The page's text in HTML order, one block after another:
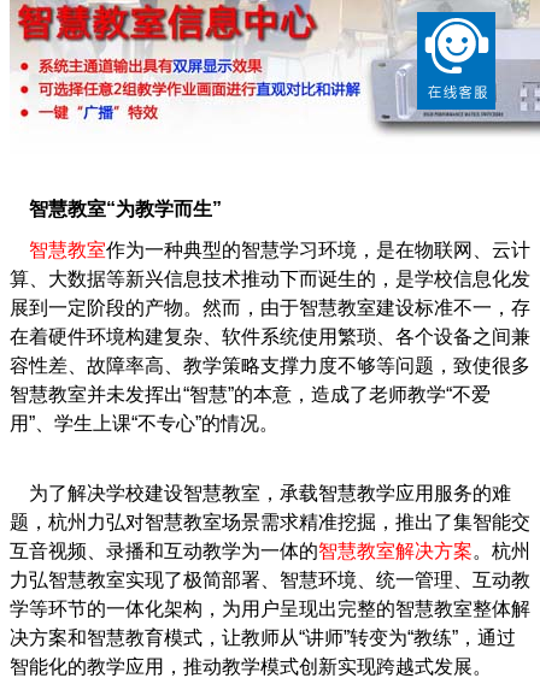
智慧教室“为教学而生”
智慧教室作为一种典型的智慧学习环境，是在物联网、云计
算、大数据等新兴信息技术推动下而诞生的，是学校信息化发
展到一定阶段的产物。然而，由于智慧教室建设标准不一，存
在着硬件环境构建复杂、软件系统使用繁琐、各个设备之间兼
容性差、故障率高、教学策略支撑力度不够等问题，致使很多
智慧教室并未发挥出“智慧”的本意，造成了老师教学“不爱
用”、学生上课“不专心”的情况。
为了解决学校建设智慧教室，承载智慧教学应用服务的难
题，杭州力弘对智慧教室场景需求精准挖掘，推出了集智能交
互音视频、录播和互动教学为一体的智慧教室解决方案。杭州
力弘智慧教室实现了极简部署、智慧环境、统一管理、互动教
学等环节的一体化架构，为用户呈现出完整的智慧教室整体解
决方案和智慧教育模式，让教师从“讲师”转变为“教练”，通过
智能化的教学应用，推动教学模式创新实现跨越式发展。